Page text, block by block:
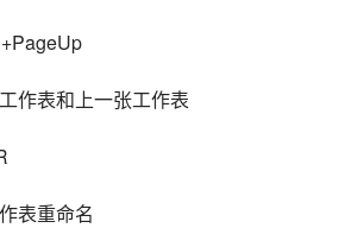
作表和上一张工作表
表重命名